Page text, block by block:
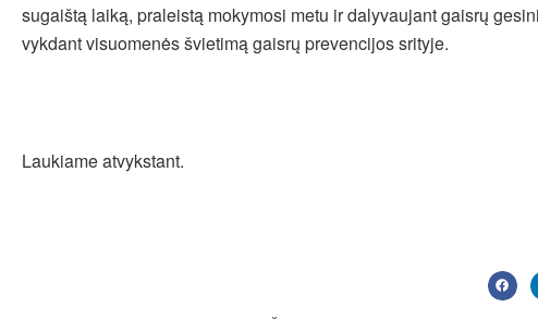
sugaištą laiką, praleistą mokymosi metu ir dalyvaujant gaisrų
vykdant visuomenės švietimą gaisrų prevencijos srityje.
Laukiame atvykstant.